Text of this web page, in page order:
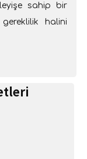
sahip bir
halini